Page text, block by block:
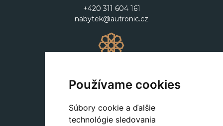
Používame cookies
Súbory cookie a ďalšie
technológie sledovania
+420 311 604 161
nabytek@autronic.cz
+420 311 604 182
dekorace@autronic.cz